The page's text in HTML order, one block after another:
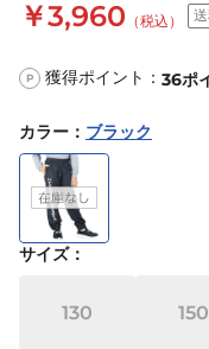
￥3,960 （税込）
P 獲得ポイント： 36ポ
カラー ： ブラック
サイズ：
130 150